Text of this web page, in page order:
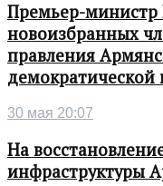
Премьер-
новоизбранных
правления
демократической
30 мая 20:07
На
инфраструктуры